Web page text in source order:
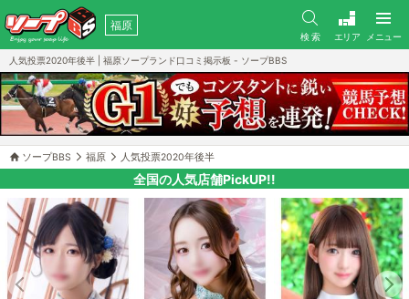
福原
検 索 エリア メニュー
人気投票2020年後半 | 福原ソープランド口コミ掲示板 - ソープBBS
ソープBBS 福原 人気投票2020年後半
全国の人気店舗PickUP!!